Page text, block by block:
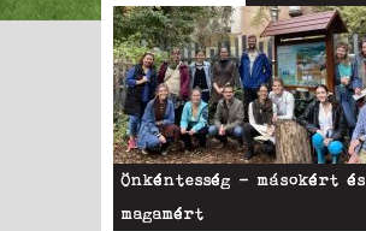
Önkéntesség - másokért és
magamért